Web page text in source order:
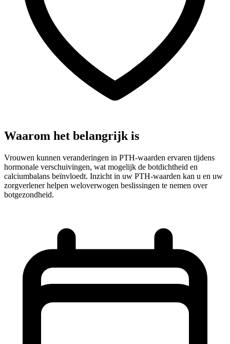
Waarom het belangrijk is
Vrouwen kunnen veranderingen in PTH-waarden ervaren tijdens
hormonale verschuivingen, wat mogelijk de botdichtheid en
calciumbalans beïnvloedt. Inzicht in uw PTH-waarden kan u en uw
zorgverlener helpen weloverwogen beslissingen te nemen over
botgezondheid.